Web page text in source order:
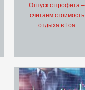
Отпуск с профита –
считаем стоимость
отдыха в Гоа